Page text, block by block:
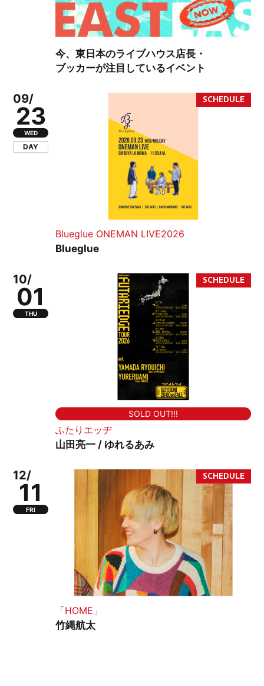
今、東日本のライブハウス店長・
ブッカーが注目しているイベント
09/
23
WED
DAY
Blueglue ONEMAN LIVE2026
Blueglue
10/
01
THU
SOLD OUT!!!
ふたりエッヂ
山田亮一 / ゆれるあみ
12/
11
FRI
「HOME」
竹縄航太